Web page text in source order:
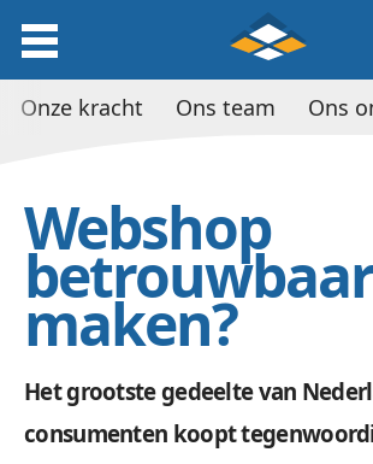
Webshop
maken?
Het grootste gedeelte van
consumenten koopt
Onze kracht Ons team Ons